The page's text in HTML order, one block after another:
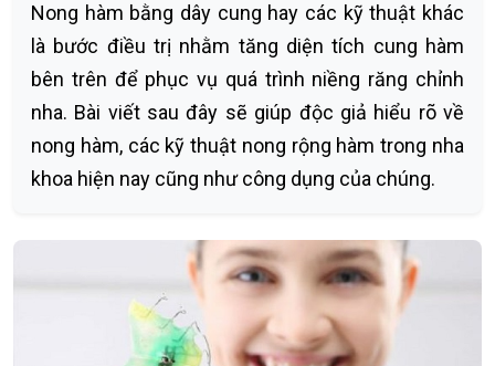
Nong hàm bằng dây cung hay các kỹ thuật khác
là bước điều trị nhằm tăng diện tích cung hàm
bên trên để phục vụ quá trình niềng răng chỉnh
nha. Bài viết sau đây sẽ giúp độc giả hiểu rõ về
nong hàm, các kỹ thuật nong rộng hàm trong nha
khoa hiện nay cũng như công dụng của chúng.